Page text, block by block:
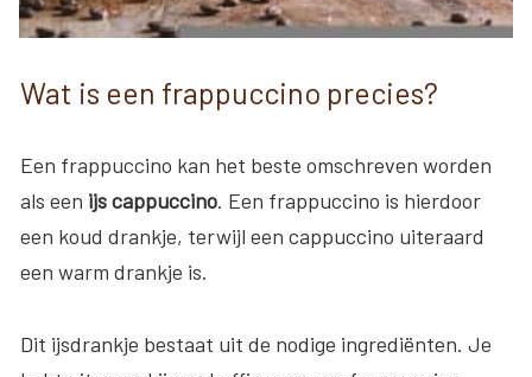
Wat is een frappuccino precies?
Een frappuccino kan het beste omschreven worden
als een ijs cappuccino. Een frappuccino is hierdoor
een koud drankje, terwijl een cappuccino uiteraard
een warm drankje is.
Dit ijsdrankje bestaat uit de nodige ingrediënten. Je